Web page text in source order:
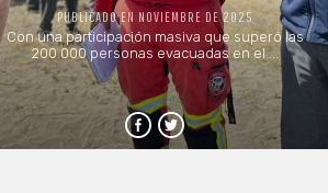
PUBLICADO EN NOVIEMBRE DE 2025
Con una participación masiva que superó las
200.000 personas evacuadas en el ...